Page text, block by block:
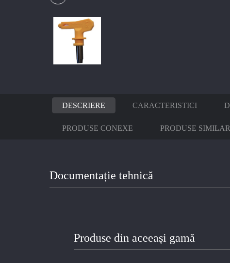
DESCRIERE CARACTERISTICI
PRODUSE CONEXE PRODUSE
Documentație tehnică
Produse din aceeași gamă